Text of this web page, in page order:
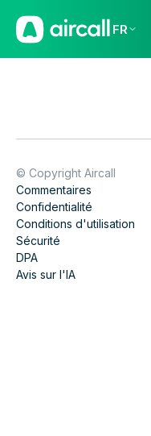
FR
© Copyright Aircall
Commentaires
Confidentialité
Conditions d'utilisation
Sécurité
DPA
Avis sur l'IA